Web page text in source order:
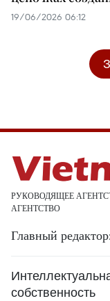
19/06/2026 06:12
РУКОВОДЯЩЕЕ
АГЕНТСТВО
Главный
собственность